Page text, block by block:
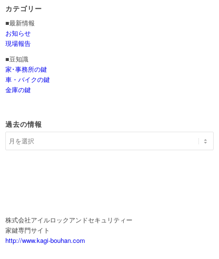
カテゴリー
■最新情報
お知らせ
現場報告
■豆知識
家･事務所の鍵
車・バイクの鍵
金庫の鍵
過去の情報
株式会社アイルロックアンドセキュリティー
家鍵専門サイト
http://www.kagi-bouhan.com